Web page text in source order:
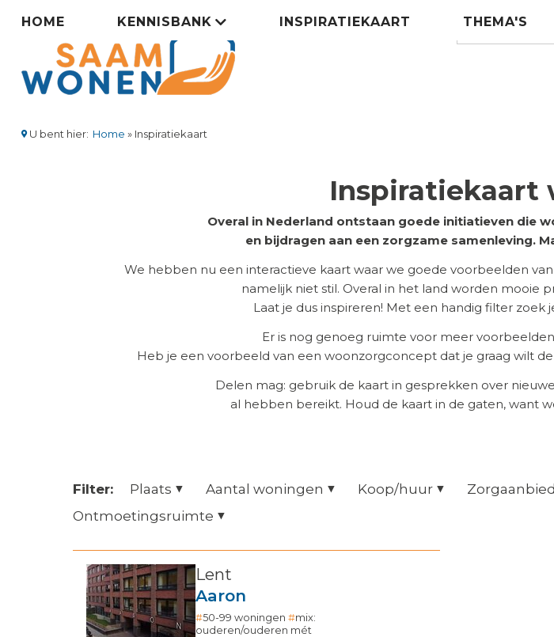
gaan
Zoeken
Zorgsaamwonen
menu
HOME KENNISBANK INSPIRATIEKAART THEMA'S
U bent hier: Home Inspiratiekaart
Inspiratiekaart
Overal in Nederland ontstaan goede initiatieven die
en bijdragen aan een zorgzame samenleving.
We hebben nu een interactieve kaart waar we goede voorbeelden
namelijk niet stil. Overal in het land worden mooie
Laat je dus inspireren! Met een handig filter
Er is nog genoeg ruimte voor meer
Heb je een voorbeeld van een woonzorgconcept dat je graag wilt
Delen mag: gebruik de kaart in gesprekken over
al hebben bereikt. Houd de kaart in de gaten, want